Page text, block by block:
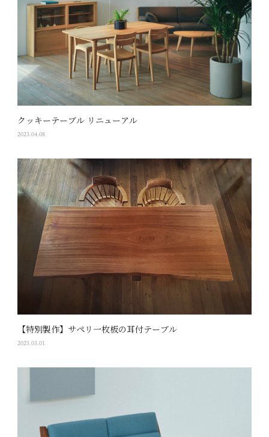
クッキーテーブル リニューアル
2023.04.08
【特別製作】サペリ一枚板の耳付テーブル
2023.03.01